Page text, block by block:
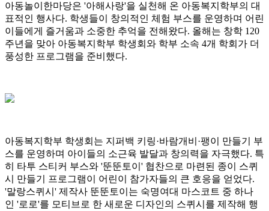
아동놀이한마당은 '아해사랑'을 실천해 온 아동복지학부의 대
표적인 행사다. 학생들이 창의적인 체험 부스를 운영하며 어린
이들에게 즐거움과 소중한 추억을 전해왔다. 올해는 창학 120
주년을 맞아 아동복지학부 학생회와 학부 소속 4개 학회가 더
풍성한 프로그램을 준비했다.
아동복지학부 학생회는 지퍼백 키링·바람개비·팽이 만들기 부
스를 운영하며 아이들의 소근육 발달과 창의력을 자극했다. 특
히 타투 스티커 부스와 '뚠뚠토이' 협찬으로 마련된 종이 스퀴
시 만들기 프로그램이 어린이 참가자들의 큰 호응을 얻었다.
'말랑스퀴시' 제작사 뚠뚠토이는 숙명여대 마스코트 중 하나
인 '로로'를 모티브로 한 새로운 디자인의 스퀴시를 제작해 행